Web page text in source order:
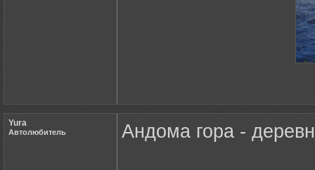
Yura
Автолюбитель Андома гора -